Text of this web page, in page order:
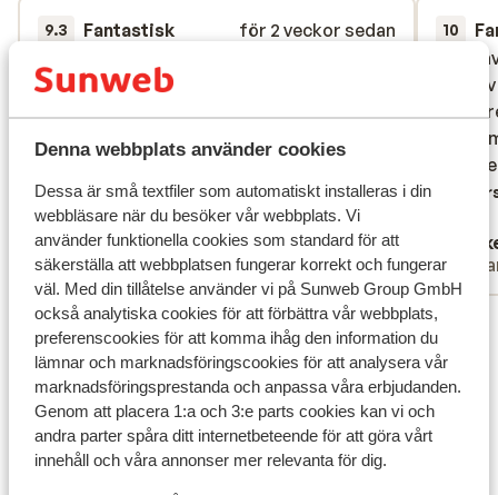
Denna webbplats använder cookies
Dessa är små textfiler som automatiskt installeras i din
webbläsare när du besöker vår webbplats. Vi
använder funktionella cookies som standard för att
säkerställa att webbplatsen fungerar korrekt och fungerar
väl. Med din tillåtelse använder vi på Sunweb Group GmbH
också analytiska cookies för att förbättra vår webbplats,
preferenscookies för att komma ihåg den information du
lämnar och marknadsföringscookies för att analysera vår
marknadsföringsprestanda och anpassa våra erbjudanden.
Genom att placera 1:a och 3:e parts cookies kan vi och
andra parter spåra ditt internetbeteende för att göra vårt
innehåll och våra annonser mer relevanta för dig.
9.3 Fantastisk
för 2 veckor sedan
Mange basarer og indkøbs muligheder tæt
på. Store værelser med havudsigten. Stort
område omkring hotel med svimmingpool
og en stor have. Stort strandområde med
fin sand og liggestole.
Mange basarer og indkøbs muligheder tæt
på. Store værelser med havudsigten. Stort
område omkring hotel med svimmingpool
og en stor have. Stort strandområde med
fin sand og liggestole.
Översätt till svenska
Anonym
Partner
10
Jeg
alt
er
deres
Jeg
alt
er
deres
Visa alla 47 omdömen
Läge